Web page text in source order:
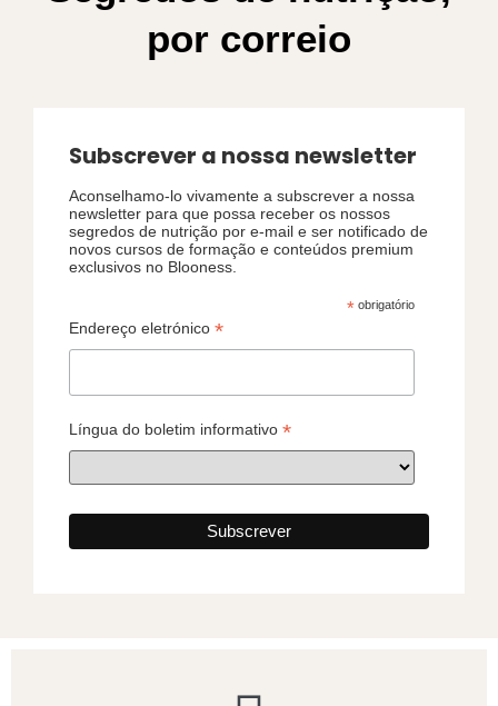
por correio
Subscrever a nossa newsletter
Aconselhamo-lo vivamente a subscrever a nossa
newsletter para que possa receber os nossos
segredos de nutrição por e-mail e ser notificado de
novos cursos de formação e conteúdos premium
exclusivos no Blooness.
* obrigatório
Endereço eletrónico *
Língua do boletim informativo *